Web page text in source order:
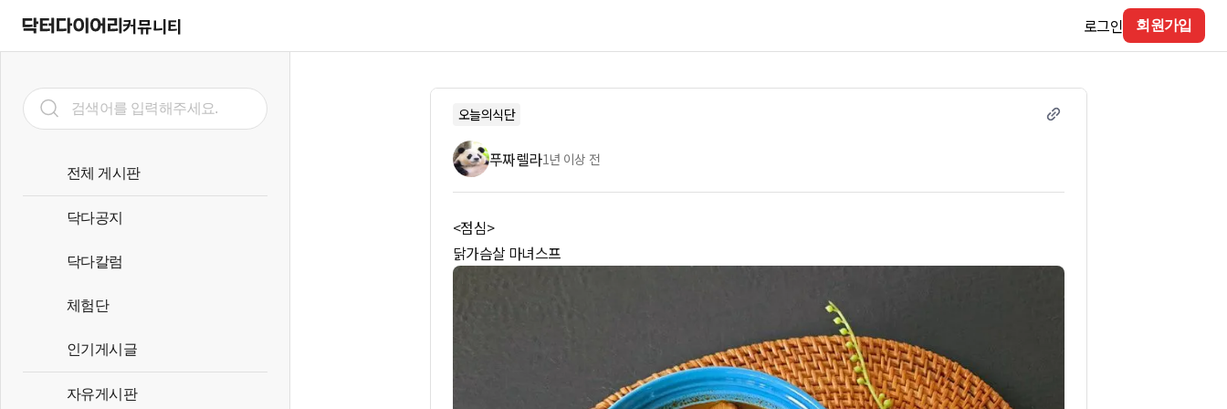
커뮤니티 로그인 회원가입
전체 게시판
닥다공지
닥다칼럼
체험단
인기게시글
자유게시판
오늘의식단
푸짜렐라1년 이상 전
<점심>
닭가슴살 마녀스프